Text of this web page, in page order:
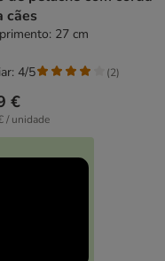
cães
27 cm
€
/ unidade
4/5 (2)